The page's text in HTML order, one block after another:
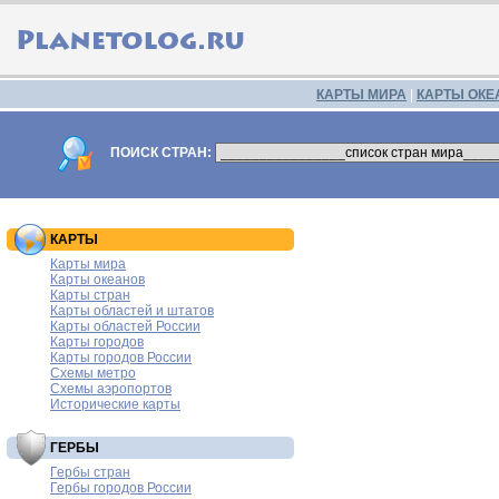
КАРТЫ МИРА КАРТЫ
ПОИСК СТРАН:
КАРТЫ
Карты мира
Карты океанов
Карты стран
Карты областей и штатов
Карты областей России
Карты городов
Карты городов России
Схемы метро
Схемы аэропортов
Исторические карты
ГЕРБЫ
Гербы стран
Гербы городов России